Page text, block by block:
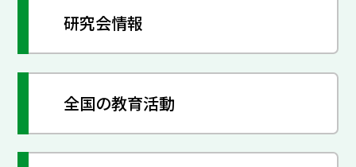
研究会情報
全国の教育活動